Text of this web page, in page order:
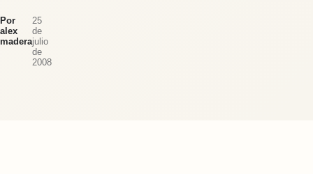
Por
alex
madera
25
de
julio
de
2008